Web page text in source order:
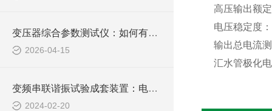
变压器综合参数测试仪：如何有效提升电力设备检测效率
2026-04-15
变频串联谐振试验成套装置：电力设备检测的得力助手
2024-02-20
高压输出额
电压稳定度
输出总电流
汇水管极化